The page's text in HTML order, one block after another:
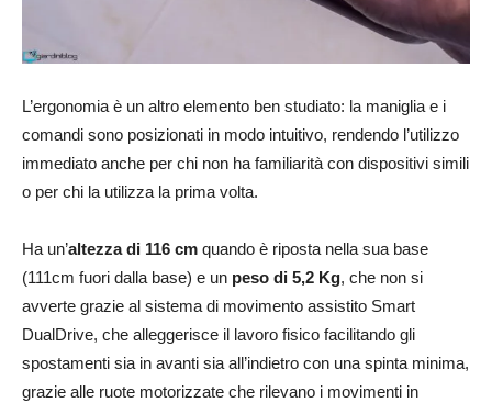
L’ergonomia è un altro elemento ben studiato: la maniglia e i
comandi sono posizionati in modo intuitivo, rendendo l’utilizzo
immediato anche per chi non ha familiarità con dispositivi simili
o per chi la utilizza la prima volta.
Ha un’altezza di 116 cm quando è riposta nella sua base
(111cm fuori dalla base) e un peso di 5,2 Kg, che non si
avverte grazie al sistema di movimento assistito Smart
DualDrive, che alleggerisce il lavoro fisico facilitando gli
spostamenti sia in avanti sia all’indietro con una spinta minima,
grazie alle ruote motorizzate che rilevano i movimenti in